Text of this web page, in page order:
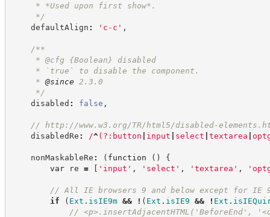
* *Used upon first show*.
*/
defaultAlign : ' c-c ' ,
/**
* @cfg {Boolean}
disabled
* `true` to disable the component.
* @since 2.3.0
*/
disabled : false ,
//
http://www.w3.org/TR/html5/disabled-
disabledRe : /^(?: button input select textarea
nonMaskableRe : ( function ( )
{
var re = [ ' input ' , ' select ' , ' textarea ' , '
// All IE browsers 9 and below except for IE
if
( Ext . isIE9m && ! ( Ext . isIE9 && ! Ext .
// <p>.insertAdjacentHTML('BeforeEnd',